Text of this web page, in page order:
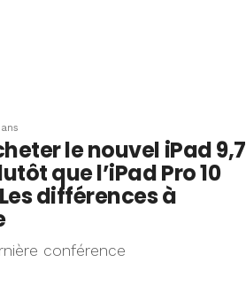
le nouvel iPad 9,7
que l’iPad Pro 10
différences à
conférence